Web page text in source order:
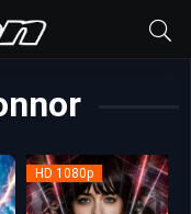
HD 1080p